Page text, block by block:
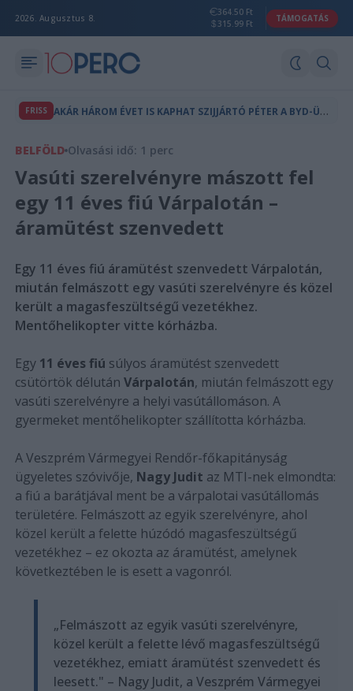
2026. Augusztus 8.
364.50 Ft
315.99 Ft
TÁMOGATÁS
FRISS A
KÁR HÁROM ÉVET IS KAPHAT SZIJJÁRTÓ PÉTER A BYD-ÜGY MIATT
BELFÖLD Olvasási idő: 1 perc
Vasúti szerelvényre mászott fel
egy 11 éves fiú Várpalotán –
áramütést szenvedett
Egy 11 éves fiú áramütést szenvedett Várpalotán,
miután felmászott egy vasúti szerelvényre és közel
került a magasfeszültségű vezetékhez.
Mentőhelikopter vitte kórházba.
Egy 11 éves fiú súlyos áramütést szenvedett
csütörtök délután Várpalotán, miután felmászott egy
vasúti szerelvényre a helyi vasútállomáson. A
gyermeket mentőhelikopter szállította kórházba.
A Veszprém Vármegyei Rendőr-főkapitányság
ügyeletes szóvivője, Nagy Judit az MTI-nek elmondta:
a fiú a barátjával ment be a várpalotai vasútállomás
területére. Felmászott az egyik szerelvényre, ahol
közel került a felette húzódó magasfeszültségű
vezetékhez – ez okozta az áramütést, amelynek
következtében le is esett a vagonról.
„Felmászott az egyik vasúti szerelvényre,
közel került a felette lévő magasfeszültségű
vezetékhez, emiatt áramütést szenvedett és
leesett." – Nagy Judit, a Veszprém Vármegyei